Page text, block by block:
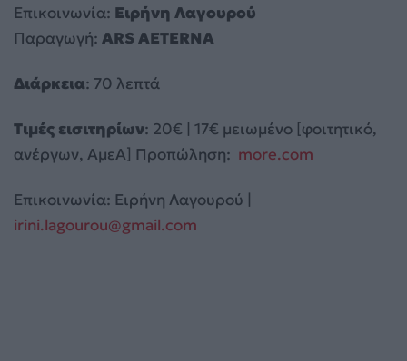
Επικοινωνία: Ειρήνη Λαγουρού
Παραγωγή: ARS AETERNA
Διάρκεια: 70 λεπτά
Τιμές εισιτηρίων: 20€ | 17€ μειωμένο [φοιτητικό,
ανέργων, ΑμεΑ] Προπώληση: more.com
Επικοινωνία: Ειρήνη Λαγουρού |
irini.lagourou@gmail.com